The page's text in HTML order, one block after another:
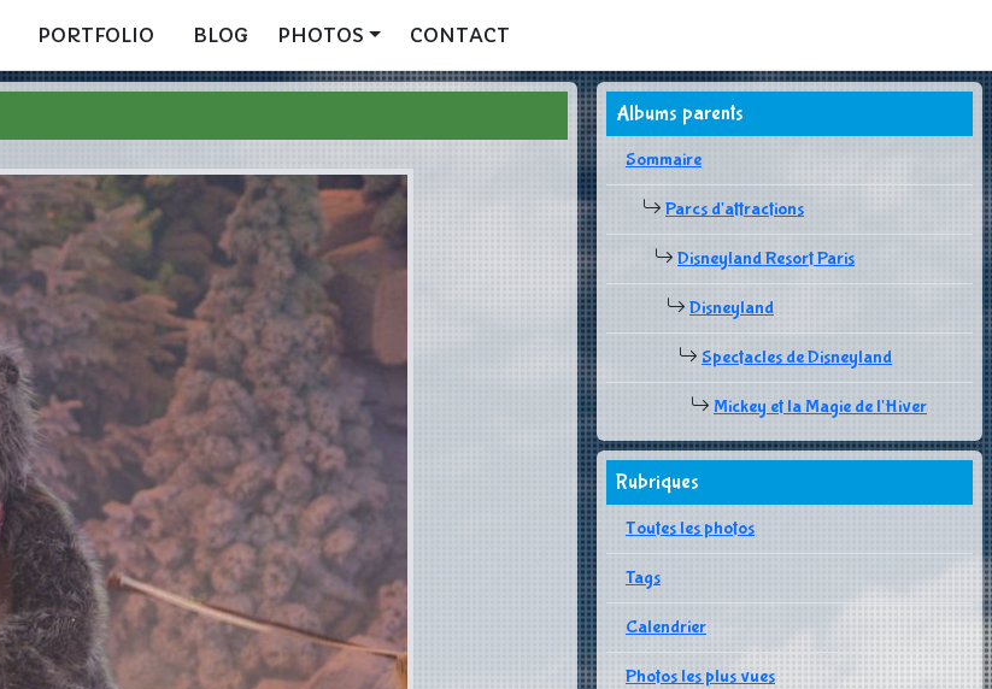
PORTFOLIO BLOG PHOTOS CONTACT
Albums parents
Sommaire
Parcs d'attractions
Disneyland Resort Paris
Disneyland
Spectacles de Disneyland
Mickey et la Magie de l'Hiver
Rubriques
Toutes les photos
Tags
Calendrier
Photos les plus vues